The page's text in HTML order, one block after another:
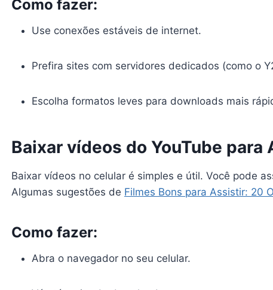
Como fazer:
Use conexões estáveis de internet.
Prefira sites com servidores dedicados (como o
Escolha formatos leves para downloads mais
Baixar vídeos do YouTube para
Baixar vídeos no celular é simples e útil. Você pode
Algumas sugestões de Filmes Bons para Assistir: 20
Como fazer:
Abra o navegador no seu celular.